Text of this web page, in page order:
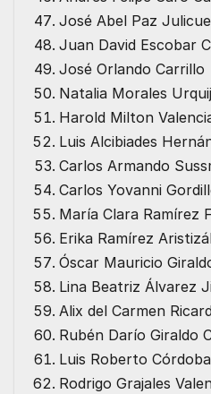
José Abel Paz Julicue
Juan David Escobar
José Orlando Carrillo
Natalia Morales
Harold Milton
Luis Alcibiades
Carlos Armando
Carlos Yovanni
María Clara Ramírez
Erika Ramírez
Óscar Mauricio
Lina Beatriz Álvarez
Alix del Carmen
Rubén Darío Giraldo
Luis Roberto
Rodrigo Grajales